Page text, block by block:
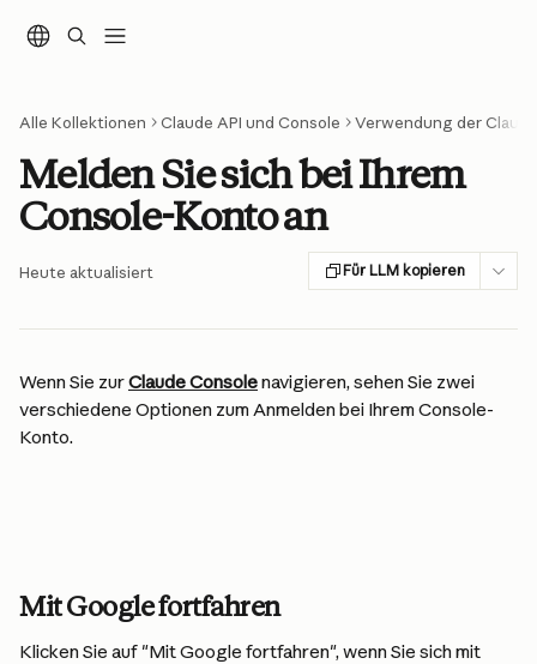
Alle Kollektionen Claude API und Console Verwendung der
Melden Sie sich bei Ihrem
Console-Konto an
Heute aktualisiert Für LLM kopieren
Wenn Sie zur Claude Console navigieren, sehen Sie zwei
verschiedene Optionen zum Anmelden bei Ihrem Console-
Konto.
Mit Google fortfahren
Klicken Sie auf "Mit Google fortfahren", wenn Sie sich mit